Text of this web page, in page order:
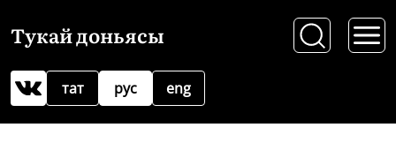
Тукай доньясы
рус
тат eng